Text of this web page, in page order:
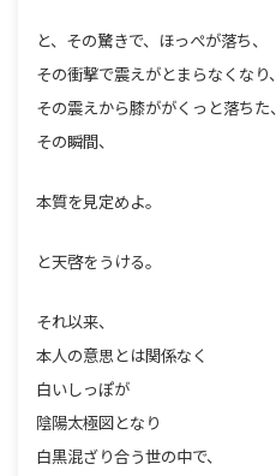
と、その驚きで、ほっぺが落ち、
その衝撃で震えがとまらなくなり、
その震えから膝ががくっと落ちた、
その瞬間、
本質を見定めよ。
と天啓をうける。
それ以来、
本人の意思とは関係なく
白いしっぽが
陰陽太極図となり
白黒混ざり合う世の中で、